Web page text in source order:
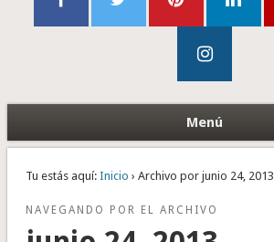
Menú
Tu estás aquí: Inicio › Archivo por junio 24, 2013
NAVEGANDO POR EL ARCHIVO